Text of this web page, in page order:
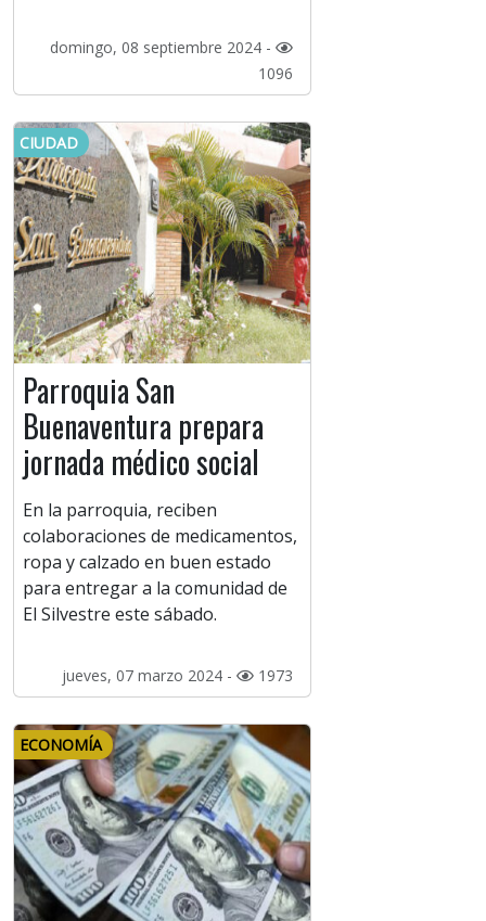
domingo, 08 septiembre 2024 -
1096
CIUDAD
Parroquia San
Buenaventura prepara
jornada médico social
En la parroquia, reciben
colaboraciones de medicamentos,
ropa y calzado en buen estado
para entregar a la comunidad de
El Silvestre este sábado.
jueves, 07 marzo 2024 - 1973
ECONOMÍA